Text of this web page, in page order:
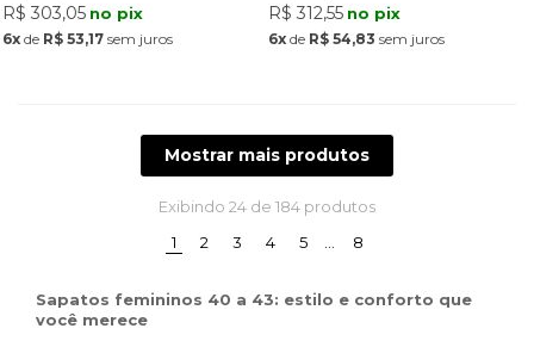
R$ 303,05 no pix
6xde R$ 53,17sem juros
R$ 312,55 no pix
6x de R$ 54,83 sem juros
Mostrar mais produtos
Exibindo 24 de 184 produtos
1(current)
2 3 4 5 8
Sapatos femininos 40 a 43: estilo e conforto que
você merece